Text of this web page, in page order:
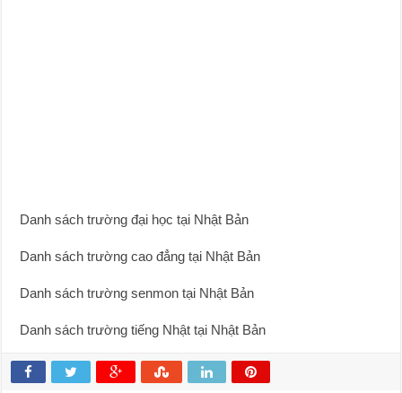
Danh sách trường đại học tại Nhật Bản
Danh sách trường cao đẳng tại Nhật Bản
Danh sách trường senmon tại Nhật Bản
Danh sách trường tiếng Nhật tại Nhật Bản